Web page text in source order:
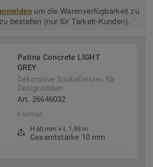
um die Warenverfügbarkeit zu
bestellen (nur für Tarkett-Kunden).
Patina Concrete LIGHT
GREY
Dekorative Sockelleisten für
Designböden
Art. 26646032
Format
H 60 mm × L 1,95 m
Gesamtstärke 10 mm